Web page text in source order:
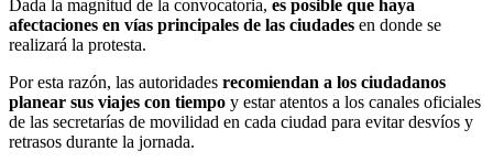
Dada la magnitud de la convocatoria, es posible que haya
afectaciones en vías principales de las ciudades en donde se
realizará la protesta.
Por esta razón, las autoridades recomiendan a los ciudadanos
planear sus viajes con tiempo y estar atentos a los canales oficiales
de las secretarías de movilidad en cada ciudad para evitar desvíos y
retrasos durante la jornada.